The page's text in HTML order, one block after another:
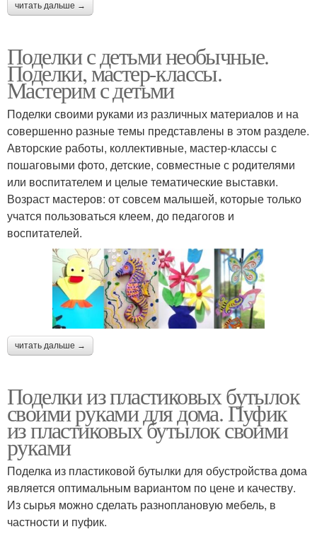
читать дальше →
Поделки с детьми необычные.
Поделки, мастер-классы.
Мастерим с детьми
Поделки своими руками из различных материалов и на
совершенно разные темы представлены в этом разделе.
Авторские работы, коллективные, мастер-классы с
пошаговыми фото, детские, совместные с родителями
или воспитателем и целые тематические выставки.
Возраст мастеров: от совсем малышей, которые только
учатся пользоваться клеем, до педагогов и
воспитателей.
читать дальше →
Поделки из пластиковых бутылок
своими руками для дома. Пуфик
из пластиковых бутылок своими
руками
Поделка из пластиковой бутылки для обустройства дома
является оптимальным вариантом по цене и качеству.
Из сырья можно сделать разноплановую мебель, в
частности и пуфик.